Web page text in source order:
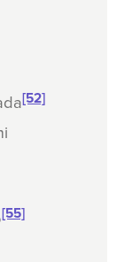
[52]
[55]